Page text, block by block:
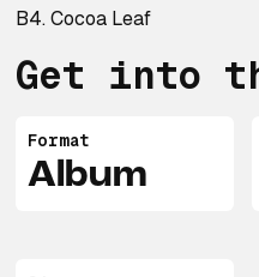
B4. Cocoa Leaf
Get into
Format
Album